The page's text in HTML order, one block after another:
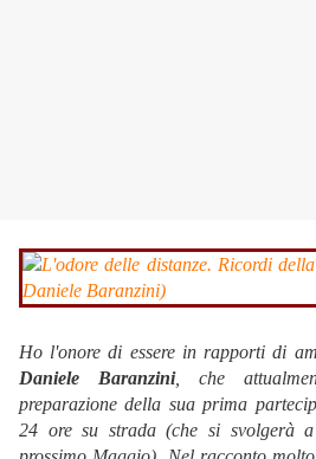
Ho l'onore di essere in rapporti di
Daniele Baranzini, che
preparazione della sua prima
24 ore su strada (che si svolgerà a